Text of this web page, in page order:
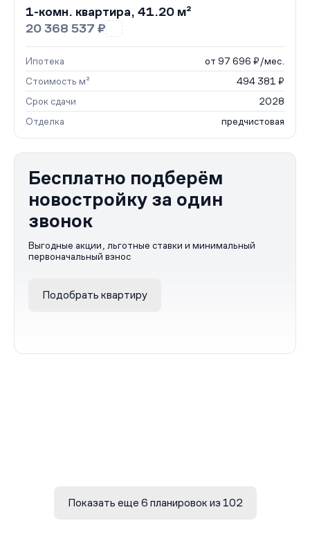
1-комн. квартира, 41.20 м²
20 368 537 ₽
Ипотека
от 97 696 ₽/мес.
Стоимость м²
494 381 ₽
Срок сдачи
2028
Отделка
предчистовая
Бесплатно подберём
новостройку за один
звонок
Выгодные акции, льготные ставки и минимальный
первоначальный взнос
Подобрать квартиру
Показать еще 6 планировок из 102